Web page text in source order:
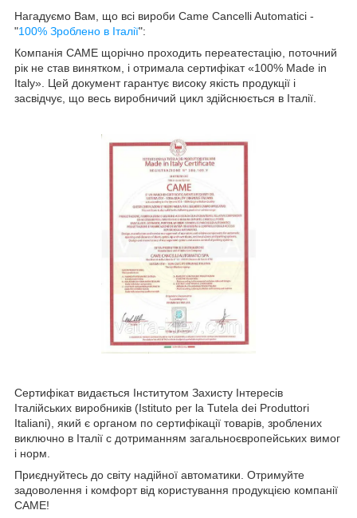
Нагадуємо Вам, що всі вироби Came Cancelli Automatici -
"100% Зроблено в Італії":
Компанія CAME щорічно проходить переатестацію, поточний
рік не став винятком, і отримала сертифікат «100% Made in
Italy». Цей документ гарантує високу якість продукції і
засвідчує, що весь виробничий цикл здійснюється в Італії.
Сертифікат видається Інститутом Захисту Інтересів
Італійських виробників (Istituto per la Tutela dei Produttori
Italiani), який є органом по сертифікації товарів, зроблених
виключно в Італії c дотриманням загальноєвропейських вимог
і норм.
Приєднуйтесь до світу надійної автоматики. Отримуйте
задоволення і комфорт від користування продукцією компанії
CAME!